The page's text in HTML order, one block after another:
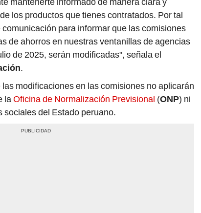
los productos que tienes contratados. Por tal
para informar que las comisiones
de ahorros en nuestras ventanillas de agencias
de 2025, serán modificadas", señala el
modificaciones en las comisiones no aplicarán
la
Oficina de Normalización Previsional ONP
del Estado peruano.